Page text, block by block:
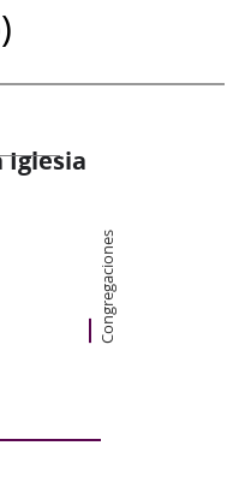
Iglesia
Congregaciones